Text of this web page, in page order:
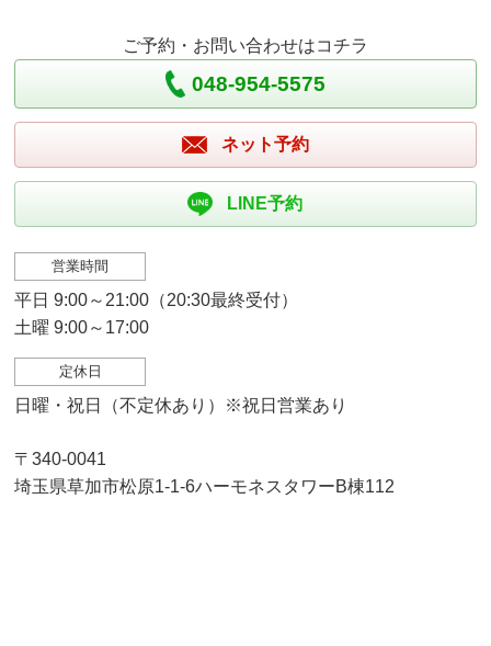
ご予約・お問い合わせはコチラ
048-954-5575
ネット予約
LINE予約
営業時間
平日 9:00～21:00（20:30最終受付）
土曜 9:00～17:00
定休日
日曜・祝日（不定休あり）※祝日営業あり
〒340-0041
埼玉県草加市松原1-1-6ハーモネスタワーB棟112